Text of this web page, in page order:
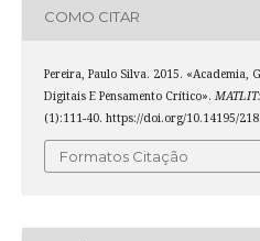
COMO CITAR
Pereira, Paulo Silva. 2015. «Academia,
Digitais E Pensamento Crítico».
(1):111-40. https://doi.org/10.14195/
Formatos Citação